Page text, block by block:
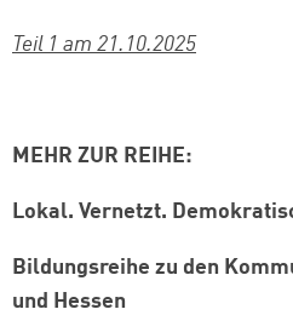
Teil 1 am 21.10.2025
MEHR ZUR REIHE:
Lokal. Vernetzt.
Bildungsreihe zu den
und Hessen